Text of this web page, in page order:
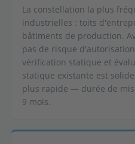
La constellation la plus
industrielles : toits
bâtiments de production.
pas de risque
vérification statique et
statique existante est
plus rapide — durée de
9 mois.